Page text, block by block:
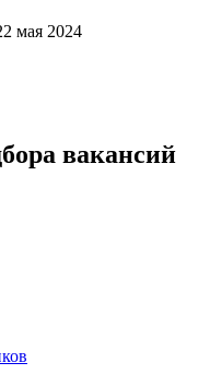
мая 2024
вакансий